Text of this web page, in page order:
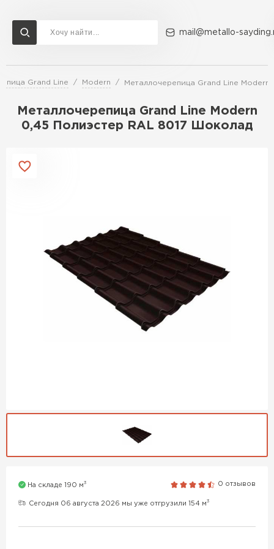
mail@metallo-
Grand Line Modern Металлочерепица Grand Line
Металлочерепица Grand Line Modern
0,45 Полиэстер RAL 8017 Шоколад
На складе 190 м3 0 отзывов
Сегодня 06 августа 2026 мы уже отгрузили 154 м3
Доставка и оплата Акции О компании Контакты
Перейти в каталог